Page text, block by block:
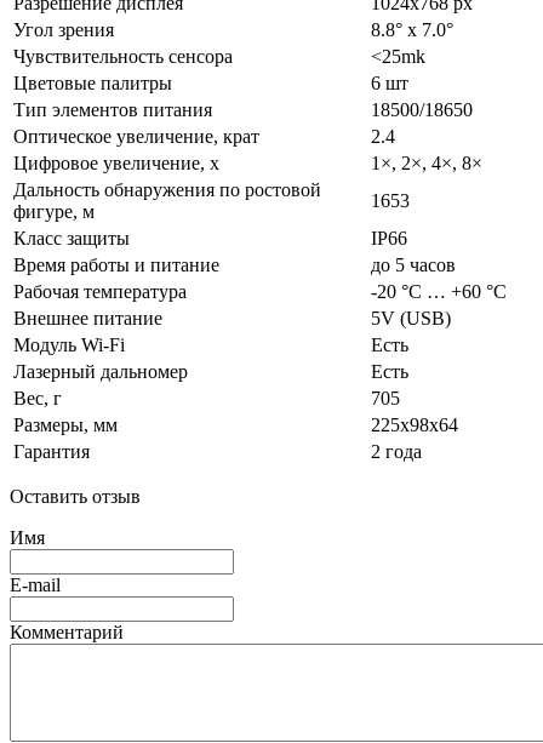
Угол зрения
8.8° x 7.0°
Чувствительность сенсора
<25mk
Цветовые палитры
6 шт
Тип элементов питания
18500/18650
Оптическое увеличение, крат
2.4
Цифровое увеличение, х
1×, 2×, 4×, 8×
Дальность обнаружения по ростовой
фигуре, м
1653
Класс защиты
IP66
Время работы и питание
до 5 часов
Рабочая температура
-20 °C … +60 °C
Внешнее питание
5V (USB)
Модуль Wi-Fi
Есть
Лазерный дальномер
Есть
Вес, г
705
Размеры, мм
225x98x64
Гарантия
2 года
Оставить отзыв
Имя
E-mail
Комментарий